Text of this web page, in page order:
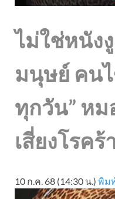
ไม่ใช่หนัง
มนุษย์ คนไ
ทุกวัน” ห
เสี่ยงโรคร้
10 ก.ค. 68 (14:30 น.) พิม